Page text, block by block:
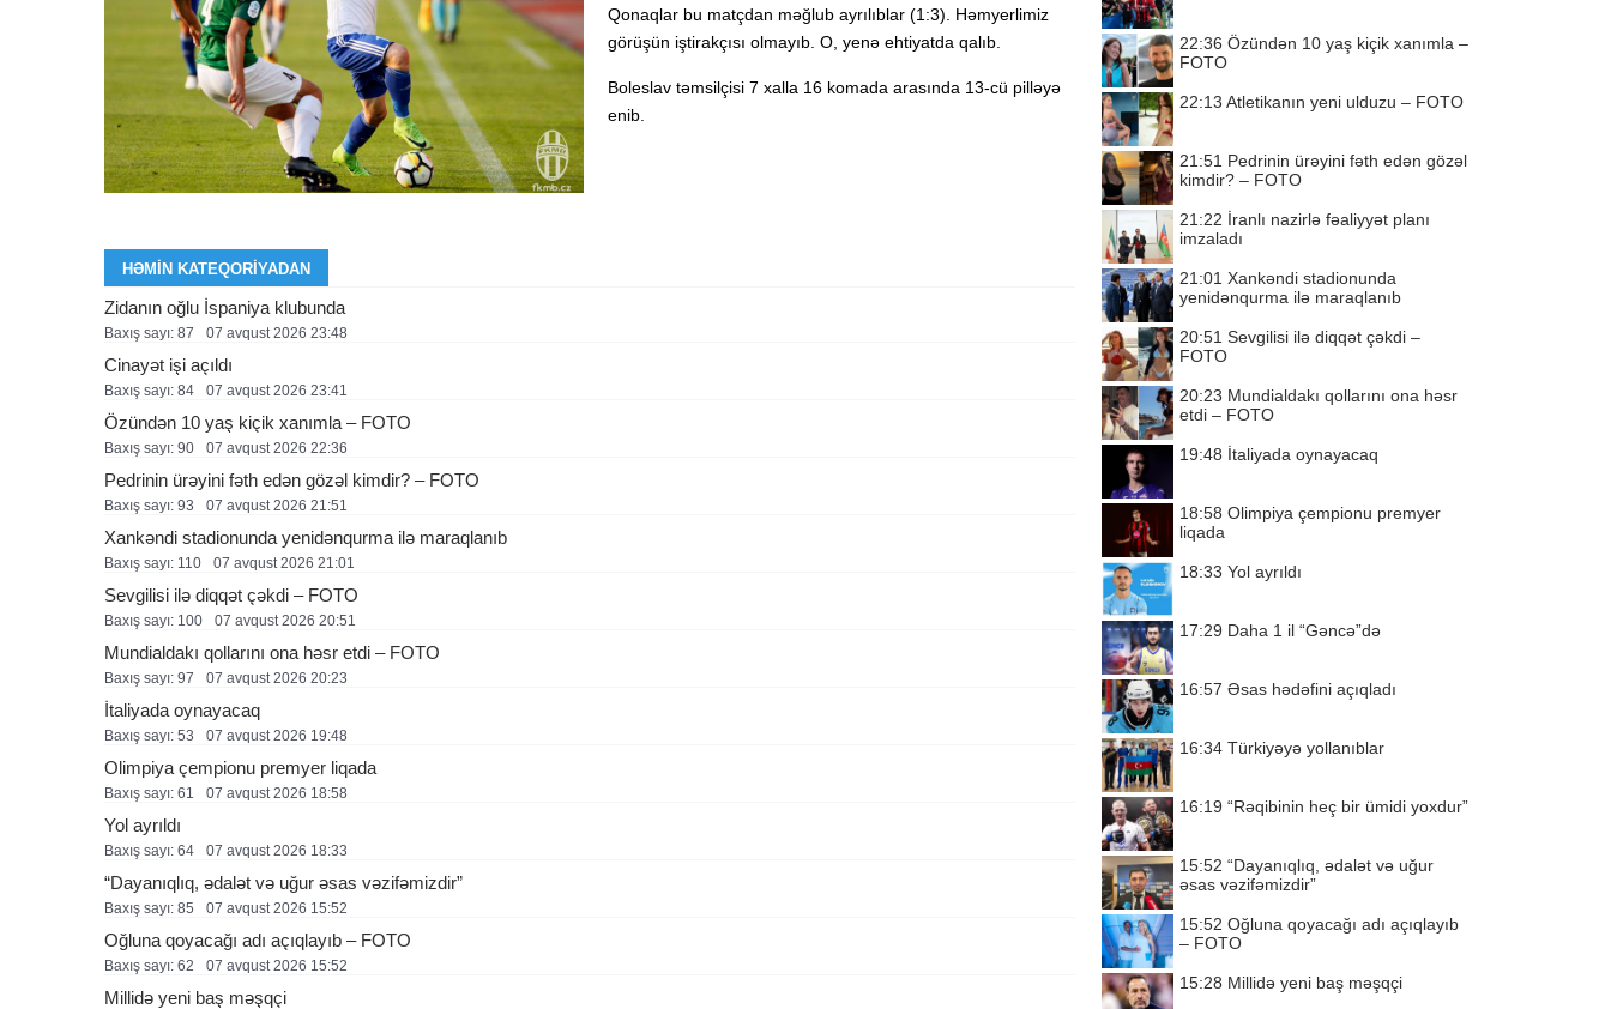
Qonaqlar bu matçdan məğlub ayrılıblar (1:3). Həmyerlimiz
görüşün iştirakçısı olmayıb. O, yenə ehtiyatda qalıb.
Boleslav təmsilçisi 7 xalla 16 komada arasında 13-cü pilləyə
enib.
HƏMIN KATEQORIYADAN
Zidanın oğlu İspaniya klubunda
Baxış sayı: 87 07 avqust 2026 23:48
Cinayət işi açıldı
Baxış sayı: 84 07 avqust 2026 23:41
Özündən 10 yaş kiçik xanımla – FOTO
Baxış sayı: 90 07 avqust 2026 22:36
Pedrinin ürəyini fəth edən gözəl kimdir? – FOTO
Baxış sayı: 93 07 avqust 2026 21:51
Xankəndi stadionunda yenidənqurma ilə maraqlanıb
Baxış sayı: 110 07 avqust 2026 21:01
Sevgilisi ilə diqqət çəkdi – FOTO
Baxış sayı: 100 07 avqust 2026 20:51
Mundialdakı qollarını ona həsr etdi – FOTO
Baxış sayı: 97 07 avqust 2026 20:23
İtaliyada oynayacaq
Baxış sayı: 53 07 avqust 2026 19:48
Olimpiya çempionu premyer liqada
Baxış sayı: 61 07 avqust 2026 18:58
Yol ayrıldı
Baxış sayı: 64 07 avqust 2026 18:33
“Dayanıqlıq, ədalət və uğur əsas vəzifəmizdir”
Baxış sayı: 85 07 avqust 2026 15:52
Oğluna qoyacağı adı açıqlayıb – FOTO
Baxış sayı: 62 07 avqust 2026 15:52
Millidə yeni baş məşqçi
22:36 Özündən 10 yaş kiçik xanımla –
FOTO
22:13 Atletikanın yeni ulduzu – FOTO
21:51 Pedrinin ürəyini fəth edən gözəl
kimdir? – FOTO
21:22 İranlı nazirlə fəaliyyət planı
imzaladı
21:01 Xankəndi stadionunda
yenidənqurma ilə maraqlanıb
20:51 Sevgilisi ilə diqqət çəkdi –
FOTO
20:23 Mundialdakı qollarını ona həsr
etdi – FOTO
19:48 İtaliyada oynayacaq
18:58 Olimpiya çempionu premyer
liqada
18:33 Yol ayrıldı
17:29 Daha 1 il “Gəncə”də
16:57 Əsas hədəfini açıqladı
16:34 Türkiyəyə yollanıblar
16:19 “Rəqibinin heç bir ümidi yoxdur”
15:52 “Dayanıqlıq, ədalət və uğur
əsas vəzifəmizdir”
15:52 Oğluna qoyacağı adı açıqlayıb
– FOTO
15:28 Millidə yeni baş məşqçi